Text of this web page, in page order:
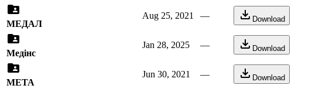
МЕДАЛ
Aug 25, 2021 — Download
Медінс
Jan 28, 2025 — Download
МЕТА
Jun 30, 2021 — Download